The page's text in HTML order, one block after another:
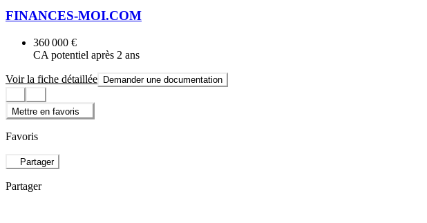
FINANCES-MOI.COM
360 000 €
CA potentiel après 2 ans
Voir la fiche détaillée Demander une documentation
Mettre en favoris
Favoris
Partager
Partager